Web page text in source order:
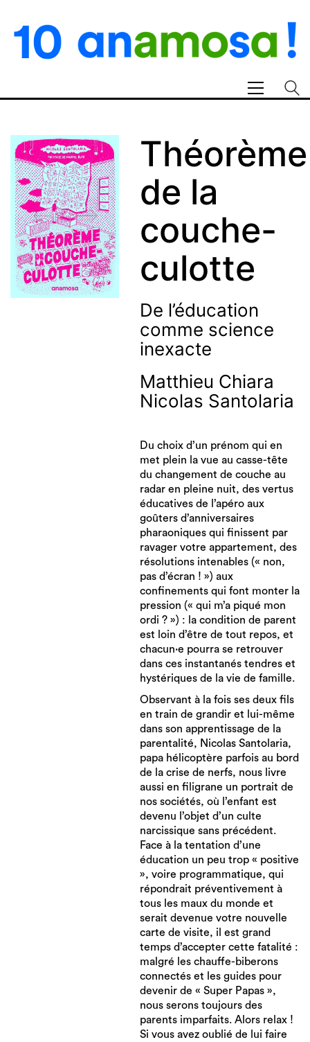
Théorème
de la
couche-
culotte
De l’éducation
comme science
inexacte
Matthieu Chiara
Nicolas Santolaria
Du choix d’un prénom qui en
met plein la vue au casse-tête
du changement de couche au
radar en pleine nuit, des vertus
éducatives de l’apéro aux
goûters d’anniversaires
pharaoniques qui finissent par
ravager votre appartement, des
résolutions intenables (« non,
pas d’écran ! ») aux
confinements qui font monter la
pression (« qui m’a piqué mon
ordi ? ») : la condition de parent
est loin d’être de tout repos, et
chacun·e pourra se retrouver
dans ces instantanés tendres et
hystériques de la vie de famille.
Observant à la fois ses deux fils
en train de grandir et lui-même
dans son apprentissage de la
parentalité, Nicolas Santolaria,
papa hélicoptère parfois au bord
de la crise de nerfs, nous livre
aussi en filigrane un portrait de
nos sociétés, où l’enfant est
devenu l’objet d’un culte
narcissique sans précédent.
Face à la tentation d’une
éducation un peu trop « positive
», voire programmatique, qui
répondrait préventivement à
tous les maux du monde et
serait devenue votre nouvelle
carte de visite, il est grand
temps d’accepter cette fatalité :
malgré les chauffe-biberons
connectés et les guides pour
devenir de « Super Papas »,
nous serons toujours des
parents imparfaits. Alors relax !
Si vous avez oublié de lui faire